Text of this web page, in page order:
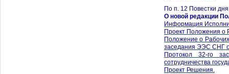
По п. 12 Повестки
О новой редакции
Информация
Проект Положения о
Положение о
заседания ЭЭС СНГ
Протокол 32-го
сотрудничества
Проект Решения.